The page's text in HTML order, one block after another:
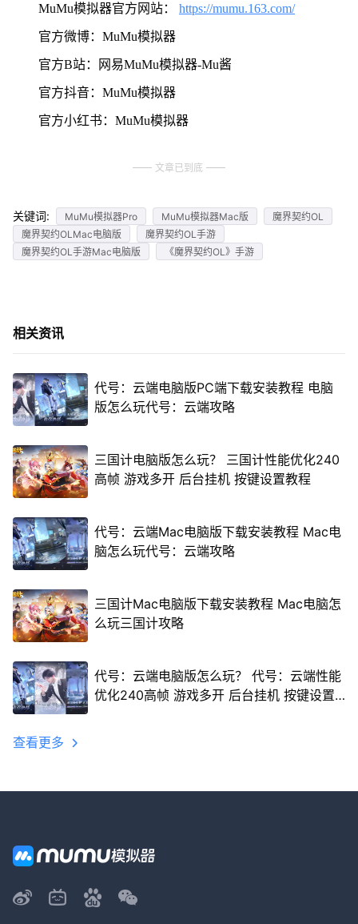
MuMu模拟器官方网站： https://mumu.163.com/
官方微博：MuMu模拟器
官方B站：网易MuMu模拟器-Mu酱
官方抖音：MuMu模拟器
官方小红书：MuMu模拟器
文章已到底
关键词: MuMu模拟器Pro MuMu模拟器Mac版
魔界契约OL
魔界契约OLMac电脑版
魔界契约OL手游
魔界契约OL手游Mac电脑版
《魔界契约OL》手游
相关资讯
代号：云端电脑版PC端下载安装教程 电脑
版怎么玩代号：云端攻略
三国计电脑版怎么玩？ 三国计性能优化240
高帧 游戏多开 后台挂机 按键设置教程
代号：云端Mac电脑版下载安装教程 Mac电
脑怎么玩代号：云端攻略
三国计Mac电脑版下载安装教程 Mac电脑怎
么玩三国计攻略
代号：云端电脑版怎么玩？ 代号：云端性能
优化240高帧 游戏多开 后台挂机 按键设置
查看更多